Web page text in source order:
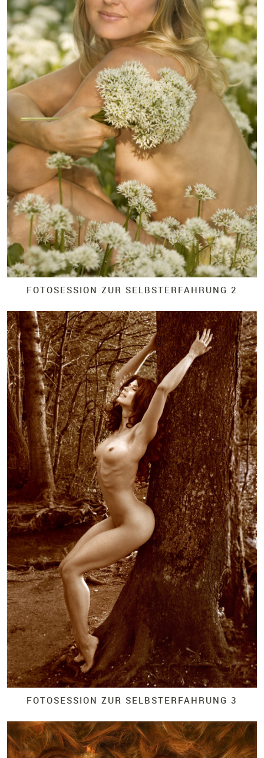
FOTOSESSION ZUR SELBSTERFAHRUNG 2
FOTOSESSION ZUR SELBSTERFAHRUNG 3